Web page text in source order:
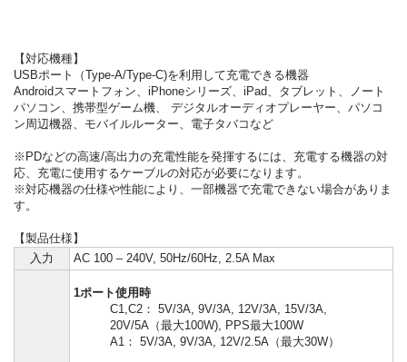
【対応機種】
USBポート（Type-A/Type-C)を利用して充電できる機器
Androidスマートフォン、iPhoneシリーズ、iPad、タブレット、ノート
パソコン、携帯型ゲーム機、 デジタルオーディオプレーヤー、パソコ
ン周辺機器、モバイルルーター、電子タバコなど
※PDなどの高速/高出力の充電性能を発揮するには、充電する機器の対
応、充電に使用するケーブルの対応が必要になります。
※対応機器の仕様や性能により、一部機器で充電できない場合がありま
す。
【製品仕様】
入力
AC 100 – 240V, 50Hz/60Hz, 2.5A Max
1ポート使用時
C1,C2： 5V/3A, 9V/3A, 12V/3A, 15V/3A,
20V/5A（最大100W), PPS最大100W
A1： 5V/3A, 9V/3A, 12V/2.5A（最大30W）